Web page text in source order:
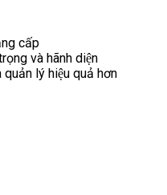
cấp
và hãnh diện
lý hiệu quả hơn